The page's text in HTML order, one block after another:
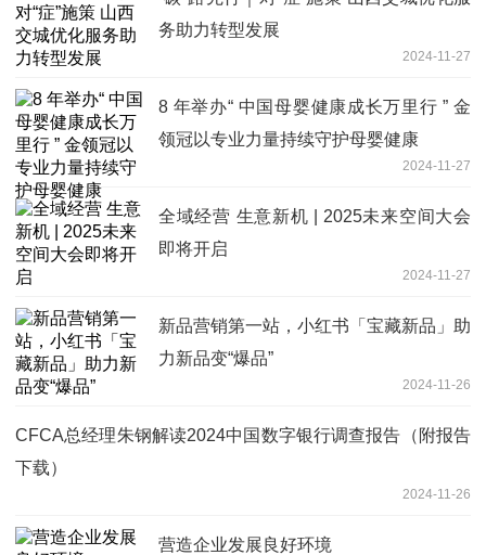
务助力转型发展
2024-11-27
8 年举办“ 中国母婴健康成长万里行 ” 金
领冠以专业力量持续守护母婴健康
2024-11-27
全域经营 生意新机 | 2025未来空间大会
即将开启
2024-11-27
新品营销第一站，小红书「宝藏新品」助
力新品变“爆品”
2024-11-26
CFCA总经理朱钢解读2024中国数字银行调查报告（附报告
下载）
2024-11-26
营造企业发展良好环境